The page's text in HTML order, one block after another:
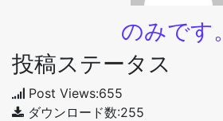
のみです。
投稿ステータス
Post Views:655
ダウンロード数:255